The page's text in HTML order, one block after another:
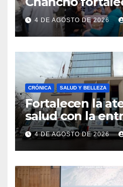
economía local
impacto en la
4 DE AGOSTO DE 2026
CRÓNICA SALUD Y BELLEZA
Fortalecen la
salud con la
nuevas
Cauquenes y
4 DE AGOSTO DE 2026